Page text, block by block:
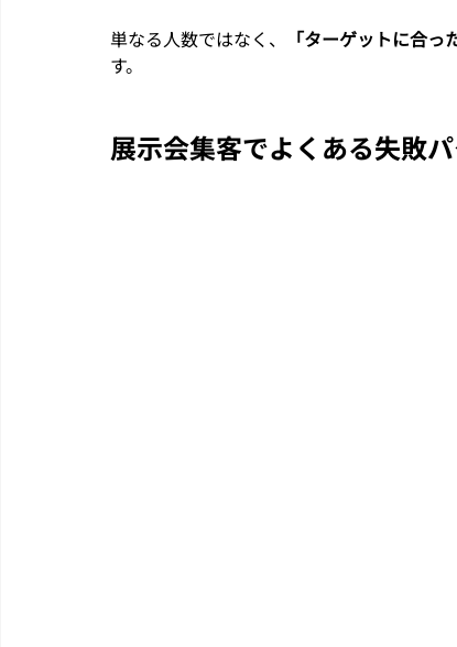
単なる人数ではなく、
「ターゲットに合
す。
展示会集客でよくある失敗